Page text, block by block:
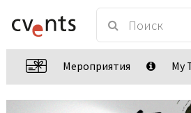
Мероприятия My